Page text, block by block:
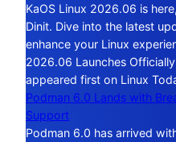
KaOS Linux 2026.06 is
Dinit. Dive into the latest
enhance your Linux
2026.06 Launches
appeared first on Linux
Podman 6.0 Lands with
Support
Podman 6.0 has arrived